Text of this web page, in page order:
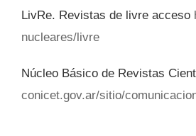
LivRe. Revistas de livre acceso
nucleares/livre
Núcleo Básico de Revistas
conicet.gov.ar/sitio/